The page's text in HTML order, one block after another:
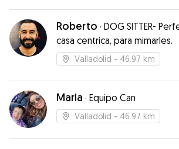
preocuparon de que
Nos mandaron de vez en
cómo comían como dormían
Estamos muy agradecidos.”
Roberto · DOG SITTER-
casa centrica, para mimarles.
Valladolid - 46.97 km
Maria · Equipo Can
Valladolid - 46.97 km